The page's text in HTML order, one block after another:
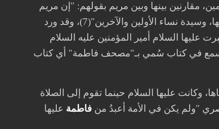
مقارنين بينها وبين مريم بقولهم: "إن مريم
كانت سيدة نساء عالمها، وإن الله عز وجل جعلك سيدة نساء عالمكِ وسيدة نساء عالمها، وسيدة نساء الأولين والآخرين"(7)، وقد ورد
عليها السلام أمير المؤمنين عليه السلام
ما سمع في كتاب سُمي بـ"مصحف فاطمة" أي كتاب
وكانت عليها السلام حينما تقوم إلى الصلاة
"ولم يكن في الأمة أعبدُ من فاطمة عليها